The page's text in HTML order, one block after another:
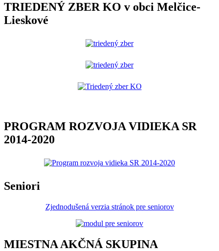
TRIEDENÝ ZBER KO v obci Melčice-
Lieskové
PROGRAM ROZVOJA VIDIEKA SR
2014-2020
Seniori
Zjednodušená verzia stránok pre seniorov
MIESTNA AKČNÁ SKUPINA